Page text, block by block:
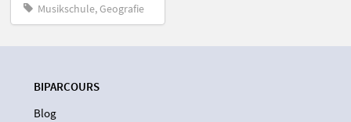
Musikschule, Geografie
BIPARCOURS
Blog